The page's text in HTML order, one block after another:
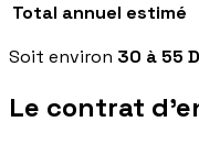
Total annuel estimé
Soit environ 30 à 55
Le contrat